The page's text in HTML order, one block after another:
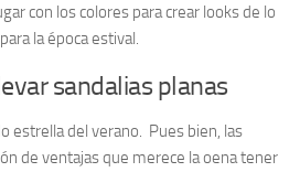
con los colores para crear looks de lo
la época estival.
sandalias planas
estrella del verano. Pues bien, las
de ventajas que merece la oena tener